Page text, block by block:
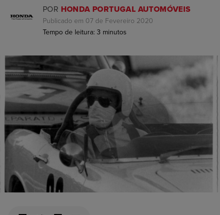
POR HONDA PORTUGAL AUTOMÓVEIS
Publicado em 07 de Fevereiro 2020
Tempo de leitura: 3 minutos